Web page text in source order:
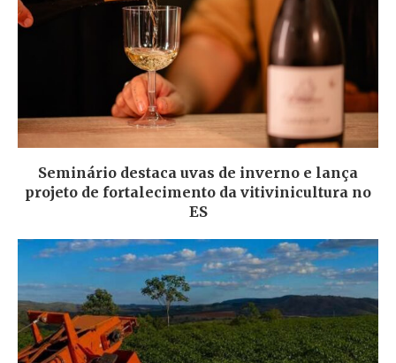
Seminário destaca uvas de inverno e lança
projeto de fortalecimento da vitivinicultura no
ES